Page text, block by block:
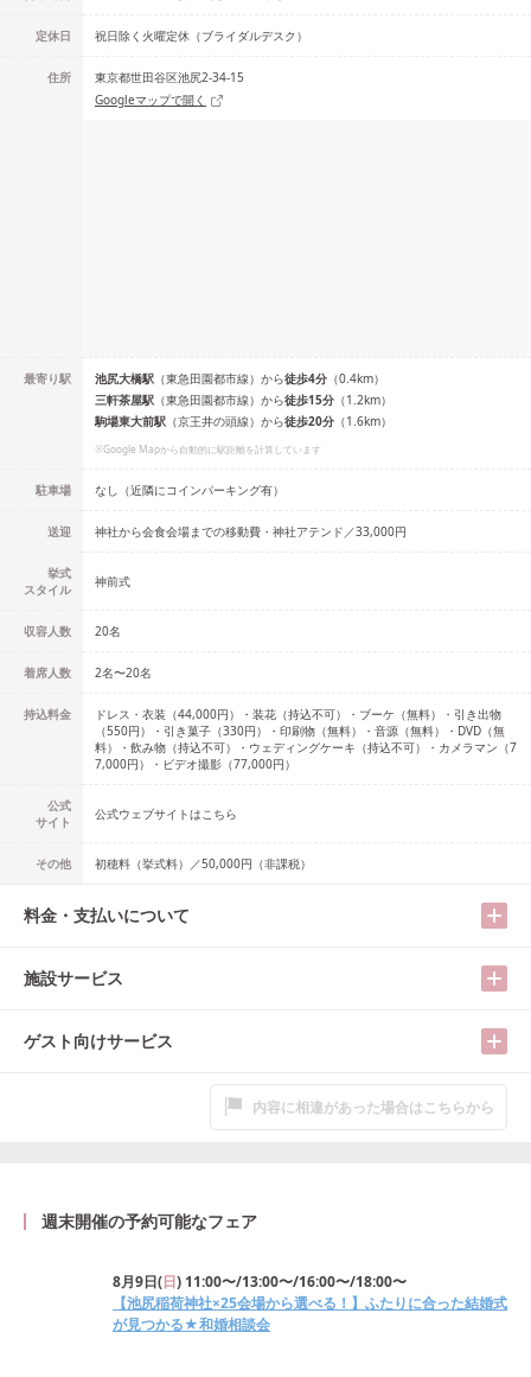
定休日 祝日除く火曜定休（ブライダルデスク）
住所
東京都世田谷区池尻2-34-15
Googleマップで開く
最寄り駅 池尻大橋駅 （東急田園都市線） から徒歩4分 （0.4km）
三軒茶屋駅 （東急田園都市線） から徒歩15分 （1.2km）
駒場東大前駅 （京王井の頭線） から徒歩20分 （1.6km）
※Google Mapから自動的に駅距離を計算しています
駐車場 なし（近隣にコインパーキング有）
送迎 神社から会食会場までの移動費・神社アテンド／33,000円
挙式
スタイル
神前式
収容人数 20名
着席人数 2名〜20名
持込料金
ドレス・衣装（44,000円）・装花（持込不可）・ブーケ（無料）・引き出物
（550円）・引き菓子（330円）・印刷物（無料）・音源（無料）・DVD（無
料）・飲み物（持込不可）・ウェディングケーキ（持込不可）・カメラマン（7
7,000円）・ビデオ撮影（77,000円）
公式
サイト
公式ウェブサイトはこちら
その他 初穂料（挙式料）／50,000円（非課税）
料金・支払いについて
施設サービス
ゲスト向けサービス
内容に相違があった場合はこちらから
週末開催の予約可能なフェア
8月9日(日) 11:00〜/13:00〜/16:00〜/18:00〜
【池尻稲荷神社×25会場から選べる！】ふたりに合った結婚式
が見つかる★和婚相談会